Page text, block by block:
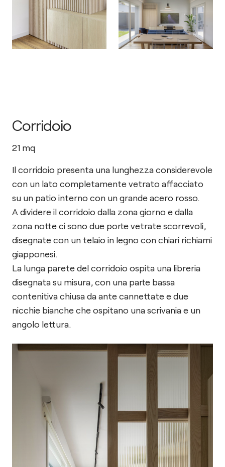
Corridoio
21 mq
Il corridoio presenta una lunghezza considerevole
con un lato completamente vetrato affacciato
su un patio interno con un grande acero rosso.
A dividere il corridoio dalla zona giorno e dalla
zona notte ci sono due porte vetrate scorrevoli,
disegnate con un telaio in legno con chiari richiami
giapponesi.
La lunga parete del corridoio ospita una libreria
disegnata su misura, con una parte bassa
contenitiva chiusa da ante cannettate e due
nicchie bianche che ospitano una scrivania e un
angolo lettura.